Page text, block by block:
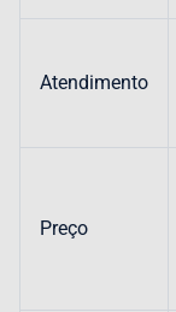
Atendimento
Preço